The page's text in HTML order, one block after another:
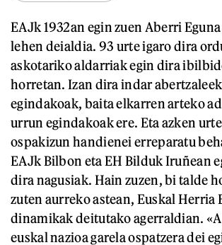
EAJk 1932an egin zuen Aberri
lehen deialdia. 93 urte igaro dira
askotariko aldarriak egin dira
horretan. Izan dira indar
egindakoak, baita elkarren arteko
urrun egindakoak ere. Eta azken
ospakizun handienei erreparatu
EAJk Bilbon eta EH Bilduk Iruñean
dira nagusiak. Hain zuzen, bi talde
zuten aurreko astean, Euskal Herria
dinamikak deitutako agerraldian.
euskal nazioa garela ospatzera dei